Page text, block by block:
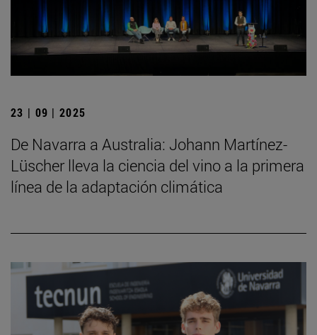
23 | 09 | 2025
De Navarra a Australia: Johann Martínez-
Lüscher lleva la ciencia del vino a la primera
línea de la adaptación climática